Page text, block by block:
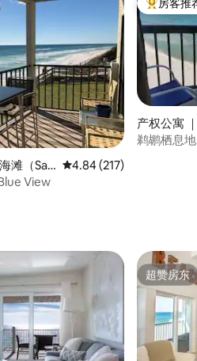
滩（San 平均评分 4.84 分（满分 5
4.84 (217)
View
热门「房
房客推
产权公寓
鹈鹕栖息
超赞房东
超赞房东